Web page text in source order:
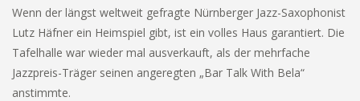
Wenn der längst weltweit gefragte Nürnberger Jazz-Saxophonist
Lutz Häfner ein Heimspiel gibt, ist ein volles Haus garantiert. Die
Tafelhalle war wieder mal ausverkauft, als der mehrfache
Jazzpreis-Träger seinen angeregten „Bar Talk With Bela“
anstimmte.